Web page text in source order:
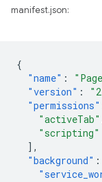
manifest.json:
{
"name" :
"version" :
"permissions"
"activeTab"
"scripting"
],
"background" :